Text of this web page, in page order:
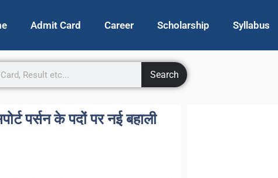
Admit Card Career Scholarship Syllabus
Search
पर्सन के पदों पर नई बहाली